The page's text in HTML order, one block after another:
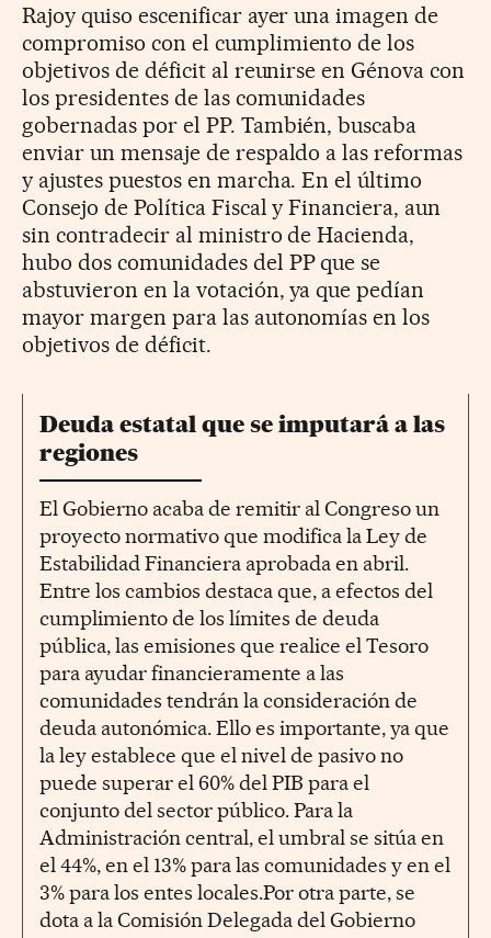
Rajoy quiso escenificar ayer una imagen de
compromiso con el cumplimiento de los
objetivos de déficit al reunirse en Génova con
los presidentes de las comunidades
gobernadas por el PP. También, buscaba
enviar un mensaje de respaldo a las reformas
y ajustes puestos en marcha. En el último
Consejo de Política Fiscal y Financiera, aun
sin contradecir al ministro de Hacienda,
hubo dos comunidades del PP que se
abstuvieron en la votación, ya que pedían
mayor margen para las autonomías en los
objetivos de déficit.
Deuda estatal que se imputará a las
regiones
El Gobierno acaba de remitir al Congreso un
proyecto normativo que modifica la Ley de
Estabilidad Financiera aprobada en abril.
Entre los cambios destaca que, a efectos del
cumplimiento de los límites de deuda
pública, las emisiones que realice el Tesoro
para ayudar financieramente a las
comunidades tendrán la consideración de
deuda autonómica. Ello es importante, ya que
la ley establece que el nivel de pasivo no
puede superar el 60% del PIB para el
conjunto del sector público. Para la
Administración central, el umbral se sitúa en
el 44%, en el 13% para las comunidades y en el
3% para los entes locales.Por otra parte, se
dota a la Comisión Delegada del Gobierno